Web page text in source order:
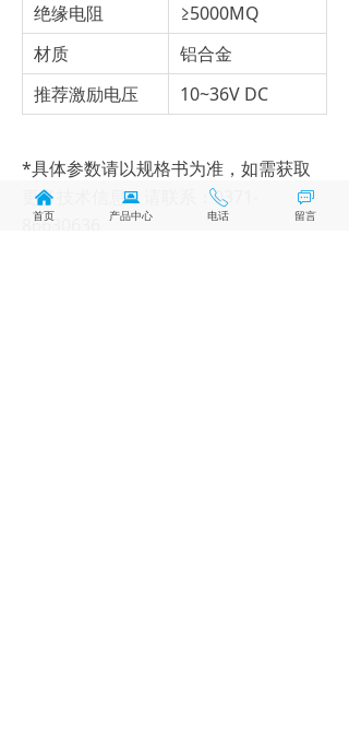
绝缘电阻
≥5000MQ
材质
铝合金
推荐激励电压
10~36V DC
*具体参数请以规格书为准，如需获取
更多技术信息，请联系：0371-
86630636
낀
首页
뀵
产品中心
ꂅ
电话
ꀃ
留言